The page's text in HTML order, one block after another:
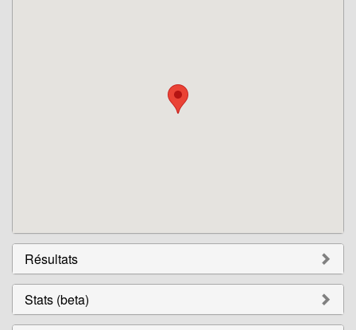
Résultats
Stats (beta)